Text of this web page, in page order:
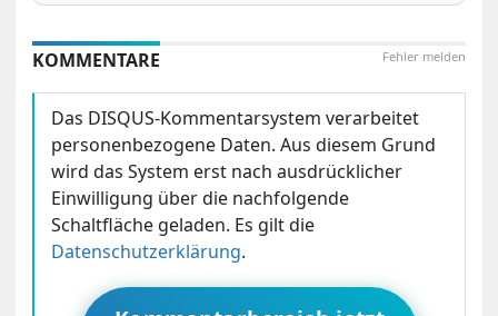
Fehler melden
KOMMENTARE
Das DISQUS-Kommentarsystem verarbeitet
personenbezogene Daten. Aus diesem Grund
wird das System erst nach ausdrücklicher
Einwilligung über die nachfolgende
Schaltfläche geladen. Es gilt die
Datenschutzerklärung.